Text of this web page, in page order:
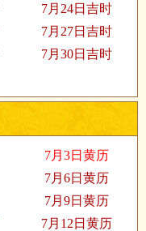
7月24日吉时
7月27日吉时
7月30日吉时
7月3日黄历
7月6日黄历
7月9日黄历
7月12日黄历